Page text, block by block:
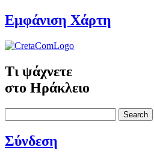
Εμφάνιση Χάρτη
Τι ψάχνετε
στο Ηράκλειο
Search
Σύνδεση